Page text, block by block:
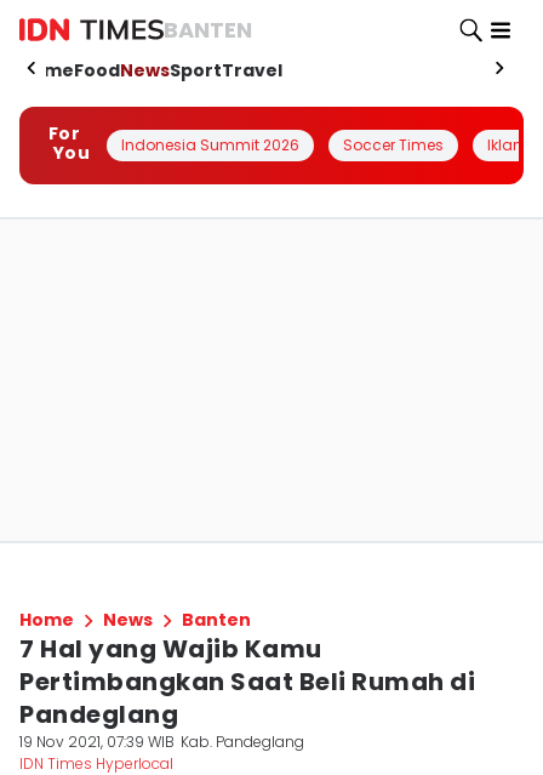
BANTEN
HomeFoodNewsSportTravel
For
You
Indonesia Summit 2026 Soccer Times Iklanin
Home News Banten
7 Hal yang Wajib Kamu
Pertimbangkan Saat Beli Rumah di
Pandeglang
19 Nov 2021, 07:39 WIB Kab. Pandeglang
IDN Times Hyperlocal